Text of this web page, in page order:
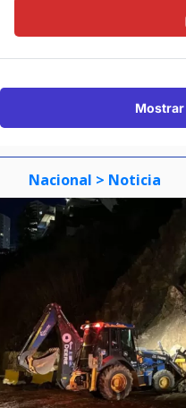
Nacional > Noticia